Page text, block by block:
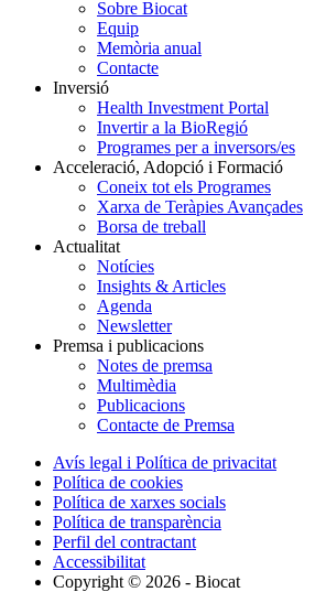
Sobre Biocat
Equip
Memòria anual
Contacte
Inversió
Health Investment Portal
Invertir a la BioRegió
Programes per a inversors/es
Acceleració, Adopció i Formació
Coneix tot els Programes
Xarxa de Teràpies Avançades
Borsa de treball
Actualitat
Notícies
Insights & Articles
Agenda
Newsletter
Premsa i publicacions
Notes de premsa
Multimèdia
Publicacions
Contacte de Premsa
Avís legal i Política de privacitat
Política de cookies
Política de xarxes socials
Política de transparència
Perfil del contractant
Accessibilitat
Copyright © 2026 - Biocat